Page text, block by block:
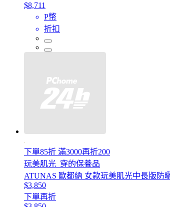
$8,711
P幣
折扣
下單85折 滿3000再折200
玩美肌光_穿的保養品
ATUNAS 歐都納 女款玩美肌光中長版防
$3,850
下單再折